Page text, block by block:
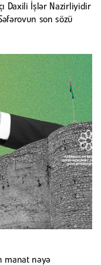
Daxili İşlər Nazirliyidir
son sözü
manat nəyə